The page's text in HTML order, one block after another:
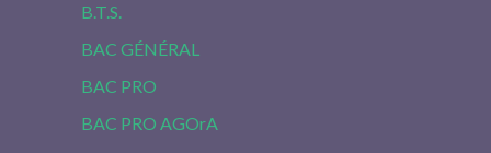
B.T.S.
BAC GÉNÉRAL
BAC PRO
BAC PRO AGOrA